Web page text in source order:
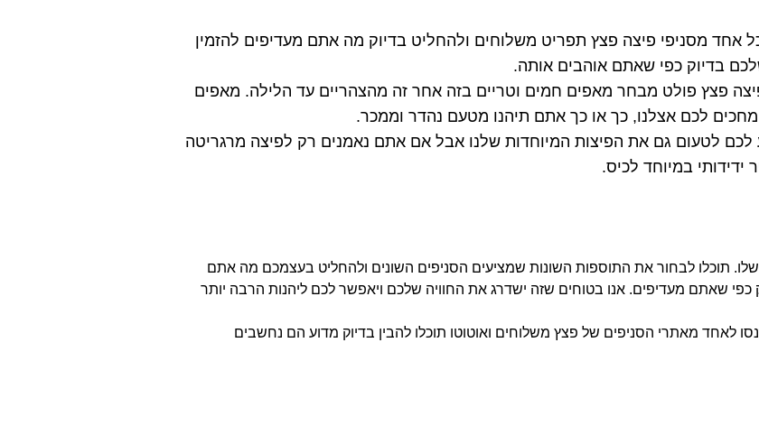
אחד מסניפי פיצה פצץ תפריט משלוחים ולהחליט בדיוק מה אתם מעדיפים להזמין
בדיוק כפי שאתם אוהבים אותה.
פצץ פולט מבחר מאפים חמים וטריים בזה אחר זה מהצהריים עד הלילה. מאפים
מחכים לכם אצלנו, כך או כך אתם תיהנו מטעם נהדר וממכר.
לטעום גם את הפיצות המיוחדות שלנו אבל אם אתם נאמנים רק לפיצה מרגריטה
במיוחד לכיס.
תוכלו לבחור את התוספות השונות שמציעים הסניפים השונים ולהחליט בעצמכם מה אתם
שאתם מעדיפים. אנו בטוחים שזה ישדרג את החוויה שלכם ויאפשר לכם ליהנות הרבה יותר
לאחד מאתרי הסניפים של פצץ משלוחים ואוטוטו תוכלו להבין בדיוק מדוע הם נחשבים